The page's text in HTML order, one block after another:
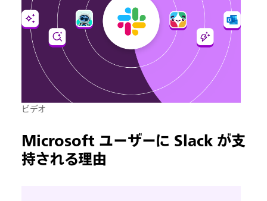
ビデオ
Microsoft ユーザーに Slack が支
持される理由